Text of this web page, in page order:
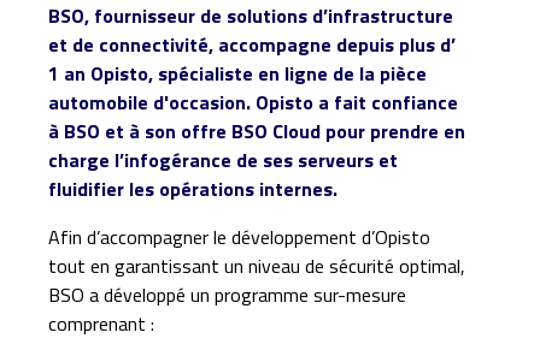
BSO, fournisseur de solutions d’infrastructure
et de connectivité, accompagne depuis plus d’
1 an Opisto, spécialiste en ligne de la pièce
automobile d'occasion. Opisto a fait confiance
à BSO et à son offre BSO Cloud pour prendre en
charge l’infogérance de ses serveurs et
fluidifier les opérations internes.
Afin d’accompagner le développement d’Opisto
tout en garantissant un niveau de sécurité optimal,
BSO a développé un programme sur-mesure
comprenant :